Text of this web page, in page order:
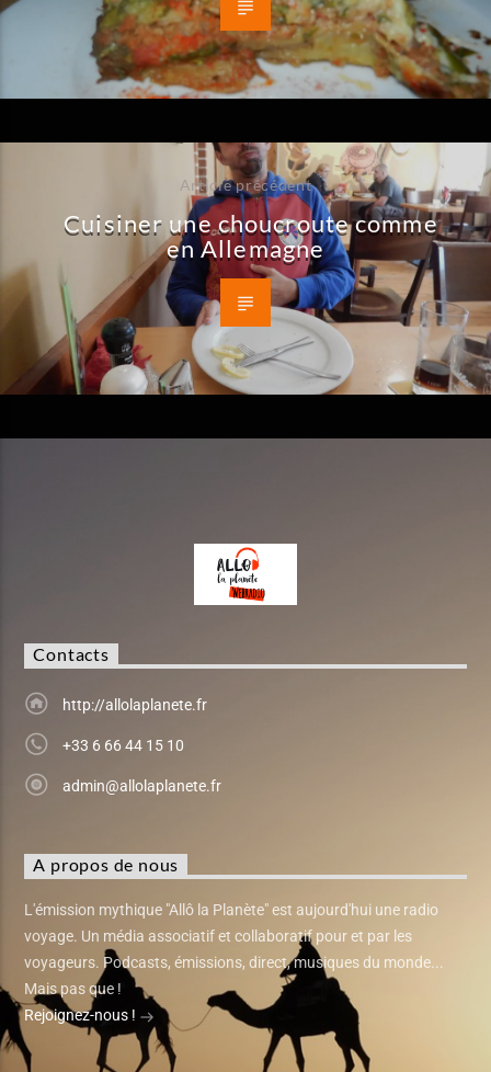
Article précédent
Cuisiner une choucroute comme
en Allemagne
Contacts
http://allolaplanete.fr
+33 6 66 44 15 10
admin@allolaplanete.fr
A propos de nous
L'émission mythique "Allô la Planète" est aujourd'hui une radio
voyage. Un média associatif et collaboratif pour et par les
voyageurs. Podcasts, émissions, direct, musiques du monde...
Mais pas que !
Rejoignez-nous !